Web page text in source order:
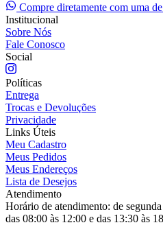
Compre diretamente com uma
Institucional
Sobre Nós
Fale Conosco
Social
Políticas
Entrega
Trocas e Devoluções
Privacidade
Links Úteis
Meu Cadastro
Meus Pedidos
Meus Endereços
Lista de Desejos
Atendimento
Horário de atendimento: de segunda
das 08:00 às 12:00 e das 13:30 às